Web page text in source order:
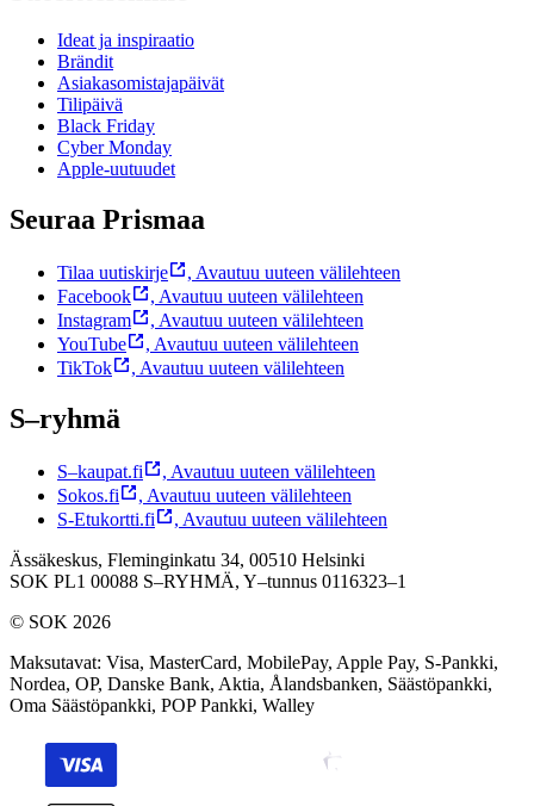
Ideat ja inspiraatio
Brändit
Asiakasomistajapäivät
Tilipäivä
Black Friday
Cyber Monday
Apple-uutuudet
Seuraa Prismaa
Tilaa uutiskirje , Avautuu uuteen välilehteen
Facebook
, Avautuu uuteen välilehteen
Instagram
, Avautuu uuteen välilehteen
YouTube
, Avautuu uuteen välilehteen
TikTok
, Avautuu uuteen välilehteen
S–ryhmä
S–kaupat.fi , Avautuu uuteen välilehteen
Sokos.fi
, Avautuu uuteen välilehteen
S-Etukortti.fi
, Avautuu uuteen välilehteen
Ässäkeskus, Fleminginkatu 34, 00510 Helsinki
SOK PL1 00088 S–RYHMÄ, Y–tunnus 0116323–1
© SOK 2026
Maksutavat: Visa, MasterCard, MobilePay, Apple Pay, S-Pankki,
Nordea, OP, Danske Bank, Aktia, Ålandsbanken, Säästöpankki,
Oma Säästöpankki, POP Pankki, Walley